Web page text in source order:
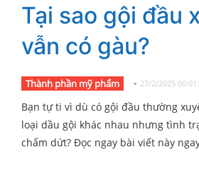
Tại sao gội đầu
vẫn có gàu?
Thành phần mỹ phẩm - 27/2/2025
Bạn tự ti vì dù có gội đầu thường
loại dầu gội khác nhau nhưng tình
chấm dứt? Đọc ngay bài viết này